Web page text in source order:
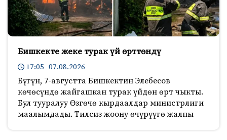
Бишкекте жеке турак үй өрттөндү
17:05 07.08.2026
Бүгүн, 7-августта Бишкектин Элебесов
көчөсүндө жайгашкан турак үйдөн өрт чыкты.
Бул тууралуу Өзгөчө кырдаалдар министрлиги
маалымдады. Тилсиз жоону өчүрүүгө жалпы